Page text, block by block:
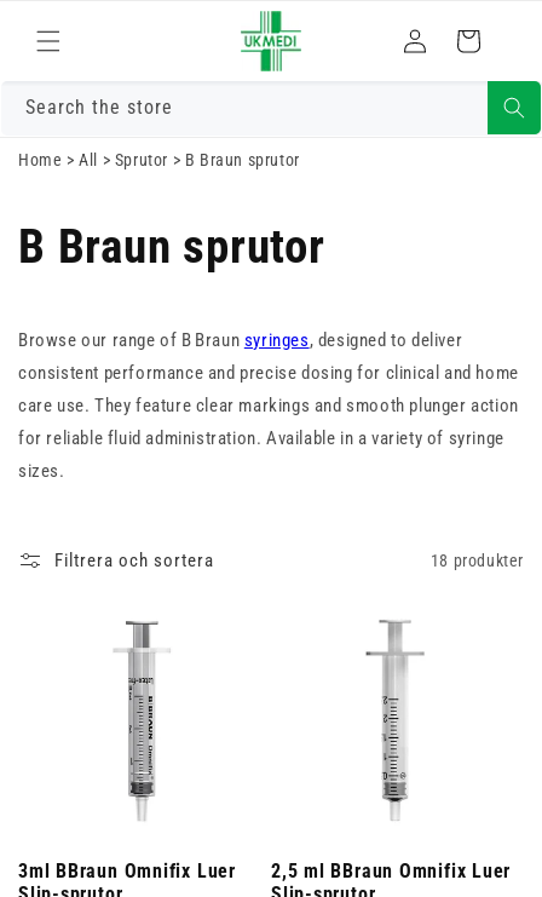
innehåll
in
Varukorg
Search the store
Home >All > Sprutor > B Braun sprutor
B Braun sprutor
Browse our range of B Braun syringes, designed to deliver
consistent performance and precise dosing for clinical and home
care use. They feature clear markings and smooth plunger action
for reliable fluid administration. Available in a variety of syringe
sizes.
Filtrera och sortera 18 produkter
3ml BBraun Omnifix Luer
2,5 ml BBraun Omnifix Luer